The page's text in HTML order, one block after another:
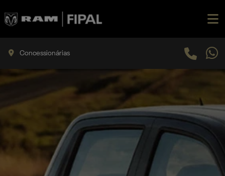
Concessionárias